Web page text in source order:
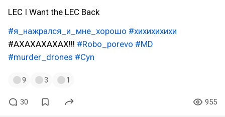
LEC I Want the LEC Back
#я_нажрался_и_мне_хорошо #хихихихихи
#АХАХАХАХАХ!!! #Robo_porevo #MD
#murder_drones #Cyn
9 3 1
30 955